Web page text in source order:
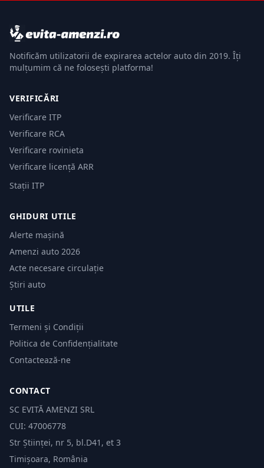
Notificăm utilizatorii de expirarea actelor auto din 2019. Îți
mulțumim că ne folosești platforma!
VERIFICĂRI
Verificare ITP
Verificare RCA
Verificare rovinieta
Verificare licență ARR
Stații ITP
GHIDURI UTILE
Alerte mașină
Amenzi auto 2026
Acte necesare circulație
Știri auto
UTILE
Termeni și Condiții
Politica de Confidențialitate
Contactează-ne
CONTACT
SC EVITĂ AMENZI SRL
CUI: 47006778
Str Științei, nr 5, bl.D41, et 3
Timișoara, România